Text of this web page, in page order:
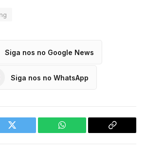
Siga nos no Google News
Siga nos no WhatsApp
Twitter WhatsApp
Copy